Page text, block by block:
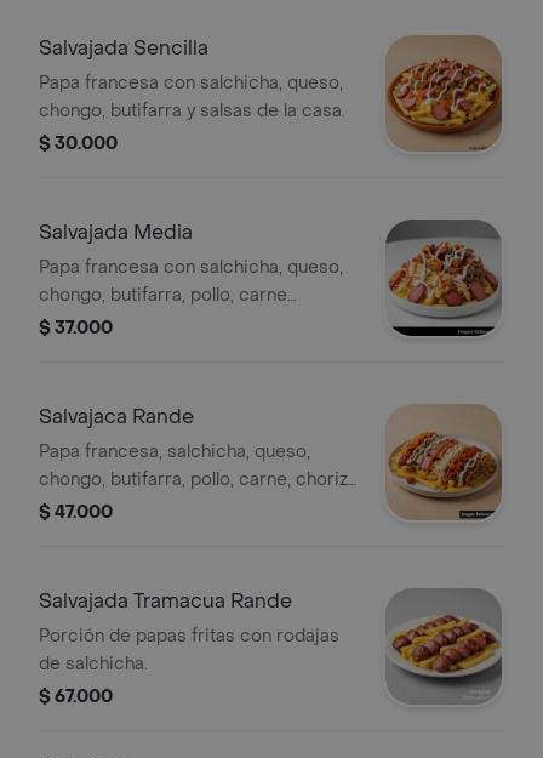
Salvajada Sencilla
Papa francesa con salchicha, queso,
chongo, butifarra y salsas de la casa.
$ 30.000
Salvajada Media
Papa francesa con salchicha, queso,
chongo, butifarra, pollo, carne
desmechada y salsas de la casa.
$ 37.000
Salvajaca Rande
Papa francesa, salchicha, queso,
chongo, butifarra, pollo, carne, chorizo
y salsas de la casa
$ 47.000
Salvajada Tramacua Rande
Porción de papas fritas con rodajas
de salchicha.
$ 67.000